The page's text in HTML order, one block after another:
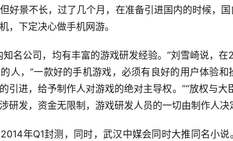
好景不长，过了几个月，在准备引进国内的时候，
，下定决心做手机网游。
知名公司，均有丰富的游戏研发经验。”刘雪崎说，
人，“一款好的手机游戏，必须有良好的用户体验
引进，给予制作人对游戏的绝对主导权。”“放权与
研发，资金无限制，游戏研发人员的一切由制作人决
2014年Q1封测，同时，武汉中媒会同时大推同名小